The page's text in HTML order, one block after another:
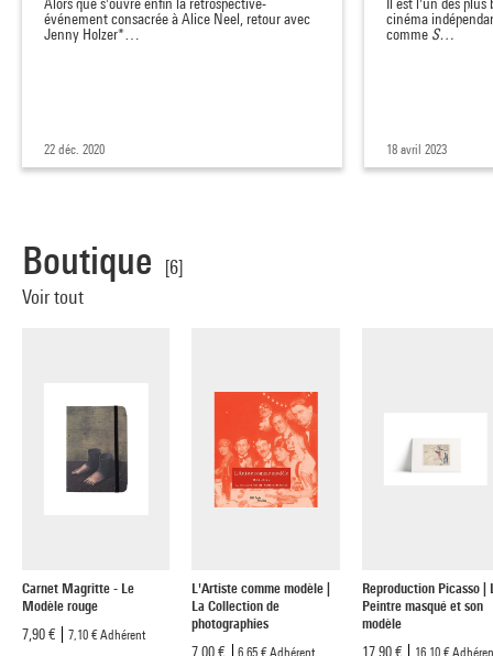
Alors que s'ouvre enfin la rétrospective-
événement consacrée à Alice Neel, retour avec
Jenny Holzer*…
22 déc. 2020
Il est l'un des plus
cinéma
comme S…
18 avril 2023
Boutique
[6]
Voir tout
Carnet Magritte - Le
Modèle rouge
7,90 €
7,10 €Adhérent
L'Artiste comme modèle |
La Collection de
photographies
7,00 €
6,65 €Adhérent
Reproduction Picasso |
Peintre masqué et son
modèle
17,90 €
16,10 €